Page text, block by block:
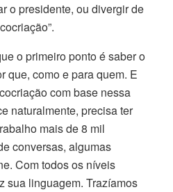
o presidente, ou divergir de
o primeiro ponto é saber o
que, como e para quem. E
com base nessa
naturalmente, precisa ter
mais de 8 mil
conversas, algumas
Com todos os níveis
sua linguagem. Trazíamos